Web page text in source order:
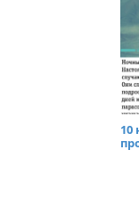
10